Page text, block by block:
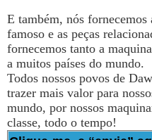
E também, nós
famoso e as peças
fornecemos tanto a
a muitos países do mundo.
Todos nossos povos de
trazer mais valor para
mundo, por nossos
classe, todo o tempo!